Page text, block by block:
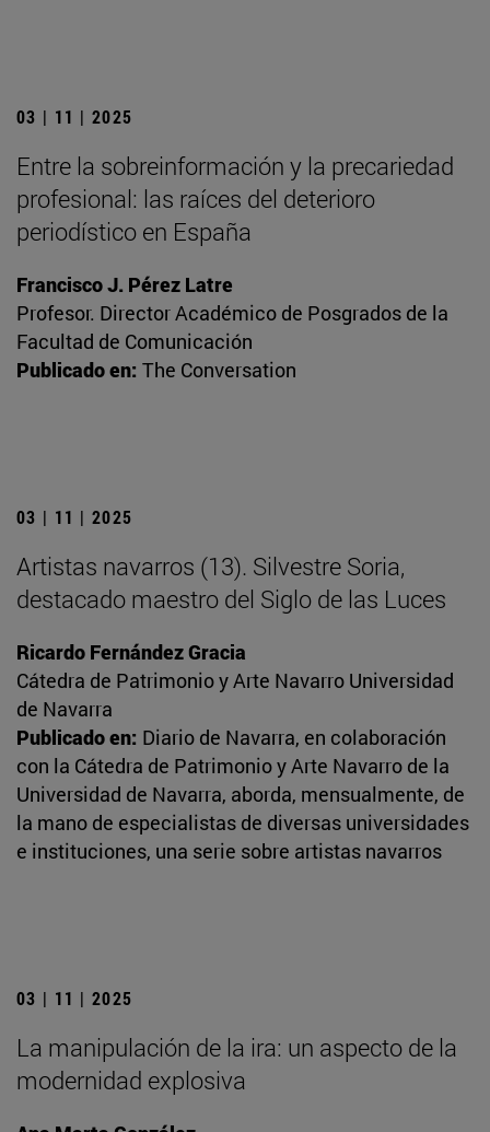
03 | 11 | 2025
Entre la sobreinformación y la precariedad
profesional: las raíces del deterioro
periodístico en España
Francisco J. Pérez Latre
Profesor. Director Académico de Posgrados de la
Facultad de Comunicación
Publicado en: The Conversation
03 | 11 | 2025
Artistas navarros (13). Silvestre Soria,
destacado maestro del Siglo de las Luces
Ricardo Fernández Gracia
Cátedra de Patrimonio y Arte Navarro Universidad
de Navarra
Publicado en: Diario de Navarra, en colaboración
con la Cátedra de Patrimonio y Arte Navarro de la
Universidad de Navarra, aborda, mensualmente, de
la mano de especialistas de diversas universidades
e instituciones, una serie sobre artistas navarros
03 | 11 | 2025
La manipulación de la ira: un aspecto de la
modernidad explosiva